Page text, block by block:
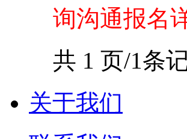
询沟通报名
共 1 页/1条
关于我们